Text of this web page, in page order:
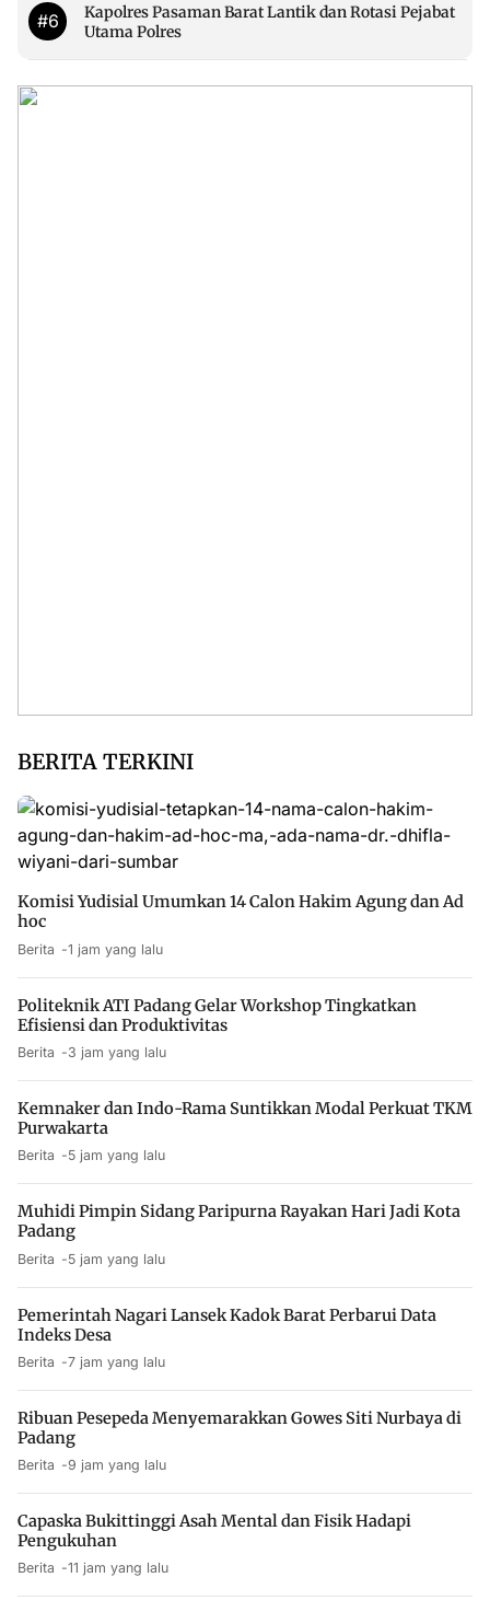
#6
Kapolres Pasaman Barat Lantik dan Rotasi Pejabat
Utama Polres
BERITA TERKINI
Komisi Yudisial Umumkan 14 Calon Hakim Agung dan Ad
hoc
Berita 1 jam yang lalu
Politeknik ATI Padang Gelar Workshop Tingkatkan
Efisiensi dan Produktivitas
Berita 3 jam yang lalu
Kemnaker dan Indo-Rama Suntikkan Modal Perkuat TKM
Purwakarta
Berita 5 jam yang lalu
Muhidi Pimpin Sidang Paripurna Rayakan Hari Jadi Kota
Padang
Berita 5 jam yang lalu
Pemerintah Nagari Lansek Kadok Barat Perbarui Data
Indeks Desa
Berita 7 jam yang lalu
Ribuan Pesepeda Menyemarakkan Gowes Siti Nurbaya di
Padang
Berita 9 jam yang lalu
Capaska Bukittinggi Asah Mental dan Fisik Hadapi
Pengukuhan
Berita 11 jam yang lalu